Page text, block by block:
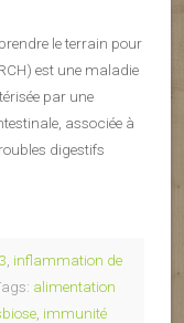
le terrain pour
est une maladie
par une
associée à
digestifs
inflammation de
alimentation
immunité